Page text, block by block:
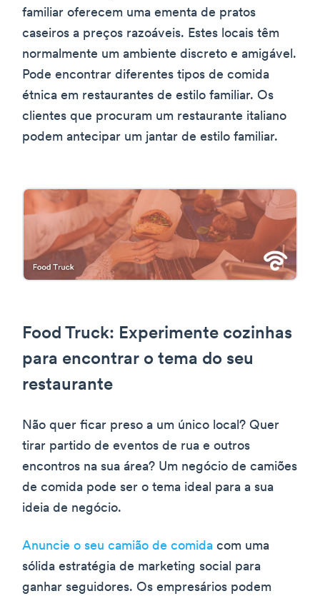
familiar oferecem uma ementa de pratos
caseiros a preços razoáveis. Estes locais têm
normalmente um ambiente discreto e amigável.
Pode encontrar diferentes tipos de comida
étnica em restaurantes de estilo familiar. Os
clientes que procuram um restaurante italiano
podem antecipar um jantar de estilo familiar.
Food Truck: Experimente cozinhas
para encontrar o tema do seu
restaurante
Não quer ficar preso a um único local? Quer
tirar partido de eventos de rua e outros
encontros na sua área? Um negócio de camiões
de comida pode ser o tema ideal para a sua
ideia de negócio.
Anuncie o seu camião de comida com uma
sólida estratégia de marketing social para
ganhar seguidores. Os empresários podem